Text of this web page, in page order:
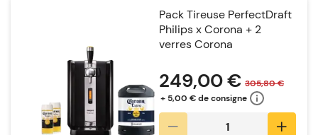
Pack Tireuse PerfectDraft
Philips x Corona + 2
verres Corona
249,00 € 305,80 €
+ 5,00 € de consigne